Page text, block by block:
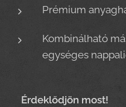
Prémium
Kombinálható
egységes
Érdeklődjön most!